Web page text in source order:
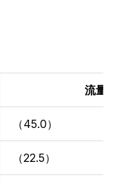
流量
（45.0）
（22.5）